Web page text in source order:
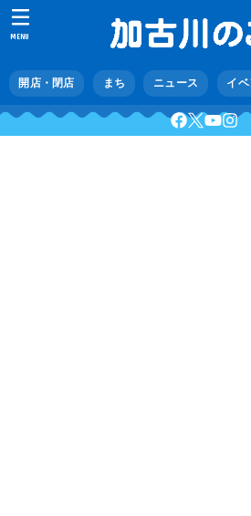
開店・閉店 まち ニュース イベ
MENU